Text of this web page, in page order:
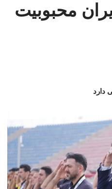
محبوبیت
دارد